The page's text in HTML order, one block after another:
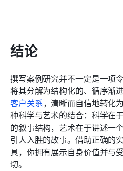
结论
撰写案例研究并不一定是一项
将其分解为结构化的、循序渐
客户关系，清晰而自信地转化
种科学与艺术的结合：科学在
的叙事结构，艺术在于讲述一
引人入胜的故事。借助正确的
具，你拥有展示自身价值并与
切。